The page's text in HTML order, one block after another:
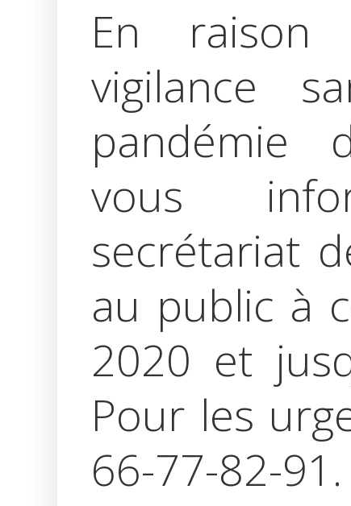
En raison
vigilance
pandémie
vous
secrétariat
au public à
2020 et
Pour les
66-77-82-91.